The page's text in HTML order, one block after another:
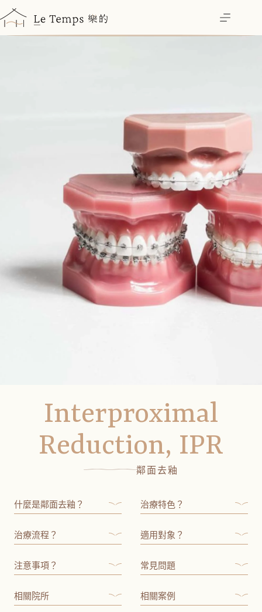
至
主
Interproximal
Reduction, IPR
鄰面去釉
什麼是鄰面去釉？ 治療特色？
治療流程？ 適用對象？
注意事項？ 常見問題
相關院所 相關案例